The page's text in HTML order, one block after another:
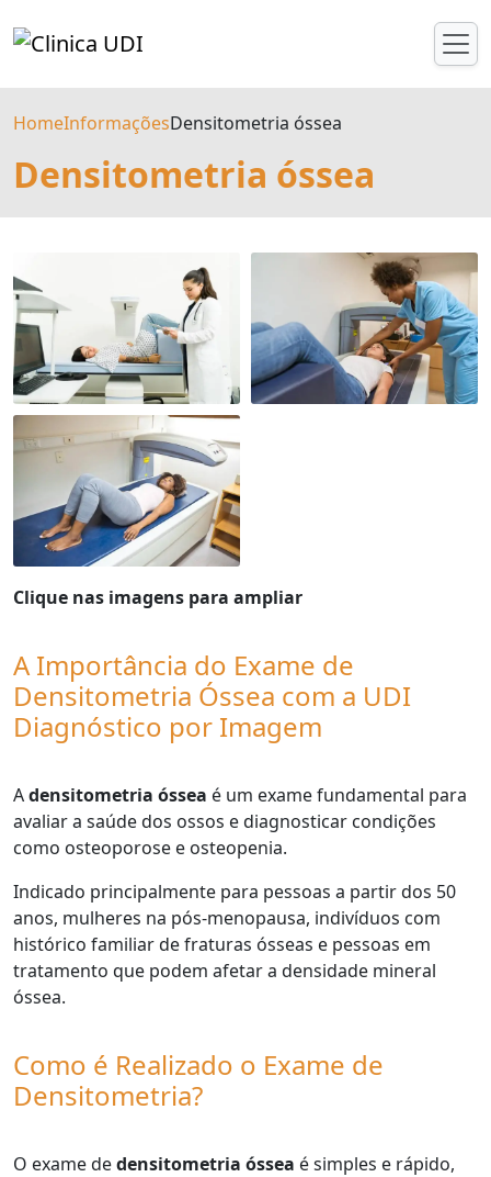
HomeInformaçõesDensitometria óssea
Densitometria óssea
Clique nas imagens para ampliar
A Importância do Exame de
Densitometria Óssea com a UDI
Diagnóstico por Imagem
Adensitometria óssea é um exame fundamental para
avaliar a saúde dos ossos e diagnosticar condições
como osteoporose e osteopenia.
Indicado principalmente para pessoas a partir dos 50
anos, mulheres na pós-menopausa, indivíduos com
histórico familiar de fraturas ósseas e pessoas em
tratamento que podem afetar a densidade mineral
óssea.
Como é Realizado o Exame de
Densitometria?
O exame dedensitometria óssea é simples e rápido,